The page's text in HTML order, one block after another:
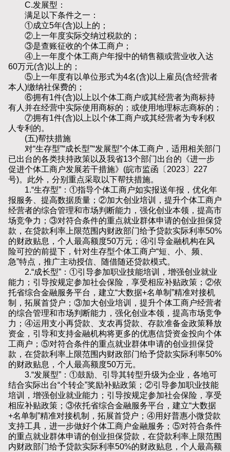
C.发展型：
满足以下条件之一：
①成立5年(含)以上的；
②上一年度实际交纳过税款的；
③是查账征收的个体工商户；
④上一年度个体工商户年报中的销售额或营业收入达
60万元(含)以上的；
⑤上一年度有以单位形式为4名(含)以上雇员(含经营者
本人)缴纳社保费的；
⑥拥有1件(含)以上以个体工商户或其经营者为商标持
有人并在经营中实际使用商标的；或使用地理标志商标的；
⑦拥有1件(含)以上以个体工商户或其经营者为专利权
人专利的。
(五)帮扶措施
对“生存型”“成长型”“发展型”个体工商户，适用相关部门
已出台的各类扶持政策以及我省13个部门出台的《进一步
促进个体工商户发展若干措施》(皖市监函〔2023〕227
号)。此外，分别重点采取以下帮扶措施。
1.“生存型”：①指导个体工商户如实报送年报，优化年
报服务、提高数据质量；②加大创业培训，提升个体工商户
经营者的综合管理和市场判断能力，强化创业本领，提高市
场竞争力；③对符合条件的重点就业群体申请的创业担保贷
款，在贷款利率上限范围内财政部门给予贷款实际利率50%
的财政贴息，个人最高额度50万元；④引导金融机构在风
险可控的前提下，针对生存型个体工商户“短、小、频、
急”特点，推广主动授信、随借随还贷款模式。
2.“成长型”：①引导参加职业技能培训，增强创业就业
能力；引导按规定参加社会保险，享受相应补贴政策；②依
托省综合金融服务平台，建立“大数据+名单制”精准对接机
制，拓展首贷户；③加大创业培训，提升个体工商户经营者
的综合管理和市场判断能力，强化创业本领，提高市场竞争
力；④运用支小再贷款、支农再贷款、存款准备金政策释放
资金，引导和支持金融机构将更多的优惠信贷资金投向个体
工商户；⑤对符合条件的重点就业群体申请的创业担保贷
款，在贷款利率上限范围内财政部门给予贷款实际利率50%
的财政贴息，个人最高额度50万元。
3.“发展型”：①鼓励、引导其转型升级为企业，各地可
结合实际出台“个转企”奖励补贴政策；②引导参加职业技能
培训，增强创业就业能力；引导按规定参加社会保险，享受
相应补贴政策；③依托省综合金融服务平台，建立“大数据
+名单制”精准对接机制，拓展首贷户；④用好普惠小微贷款
支持工具，进一步做好个体工商户金融服务；⑤对符合条件
的重点就业群体申请的创业担保贷款，在贷款利率上限范围
内财政部门给予贷款实际利率50%的财政贴息，个人最高额